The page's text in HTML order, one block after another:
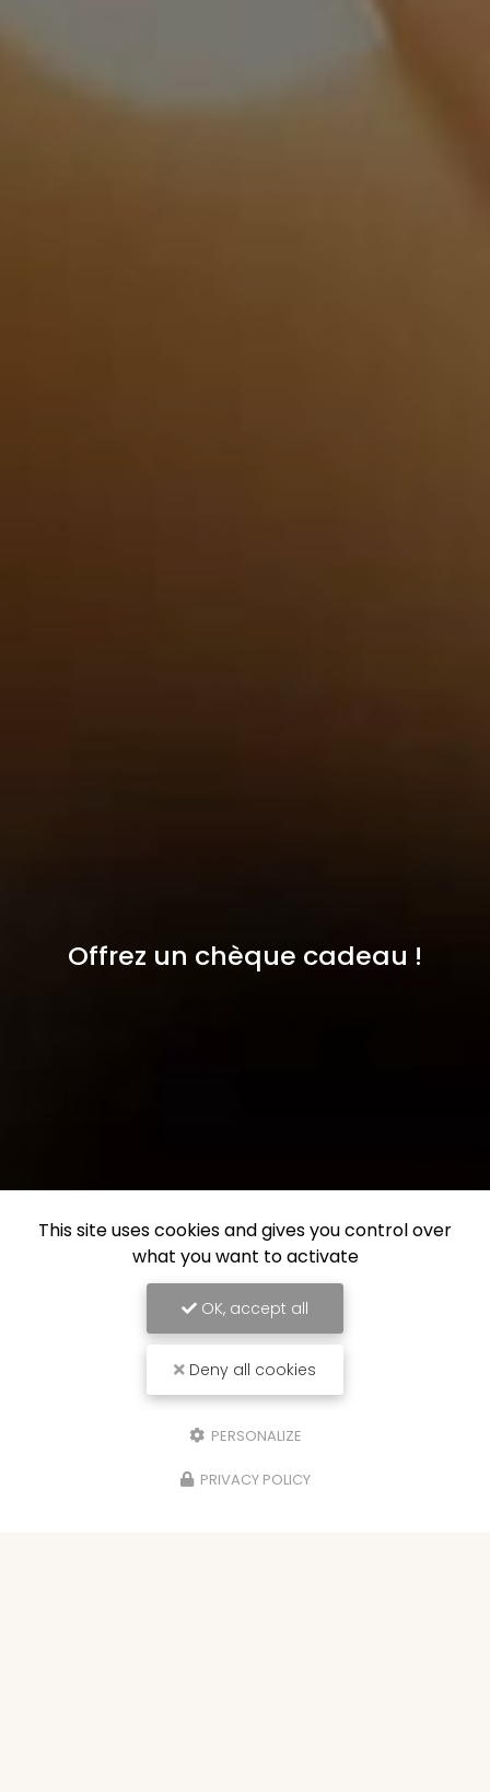
Offrez un chèque cadeau !
This site uses cookies and gives you control over
what you want to activate
OK, accept all
Deny all cookies
PERSONALIZE
PRIVACY POLICY